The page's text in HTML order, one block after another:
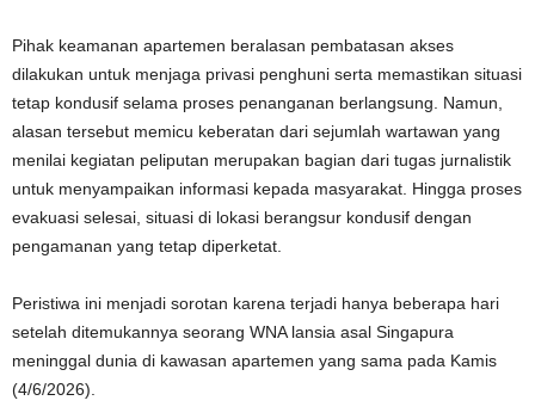
Pihak keamanan apartemen beralasan pembatasan akses
dilakukan untuk menjaga privasi penghuni serta memastikan situasi
tetap kondusif selama proses penanganan berlangsung. Namun,
alasan tersebut memicu keberatan dari sejumlah wartawan yang
menilai kegiatan peliputan merupakan bagian dari tugas jurnalistik
untuk menyampaikan informasi kepada masyarakat. Hingga proses
evakuasi selesai, situasi di lokasi berangsur kondusif dengan
pengamanan yang tetap diperketat.
Peristiwa ini menjadi sorotan karena terjadi hanya beberapa hari
setelah ditemukannya seorang WNA lansia asal Singapura
meninggal dunia di kawasan apartemen yang sama pada Kamis
(4/6/2026).